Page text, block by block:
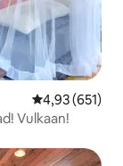
Gemiddelde
4,93 (651)
Vulkaan!